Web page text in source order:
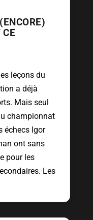
CE
leçons du
a déjà
Mais seul
championnat
échecs Igor
ont sans
pour les
Les